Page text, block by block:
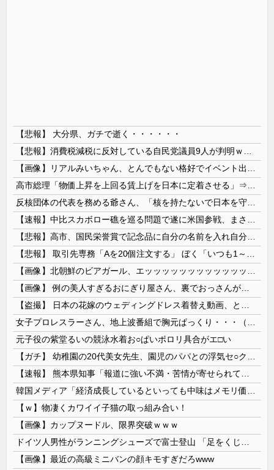
【悲報】 大分県、ガチで逝く・・・・・・
元子役の紫堂るいの競泳水着お○ぱいポロリ具合がエ□い
【ｗ】物凄くカワイイ子猫の取っ組み合い！
【画像】カップヌードル、限界突破ｗｗｗ
【画像】最近の高級ミニバンの顔キモすぎだろwww